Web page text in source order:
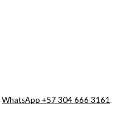
WhatsApp +57 304 666 3161.